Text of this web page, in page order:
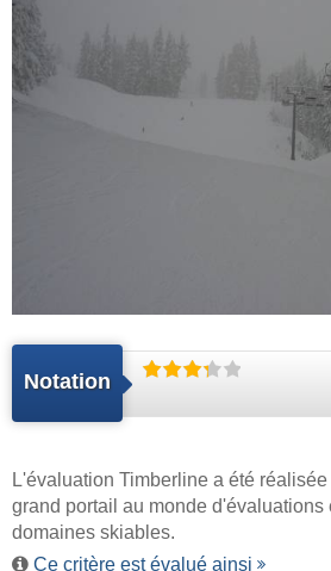
Notation
L'évaluation Timberline a été réalisée
grand portail au monde d'évaluations
domaines skiables.
Ce critère est évalué ainsi